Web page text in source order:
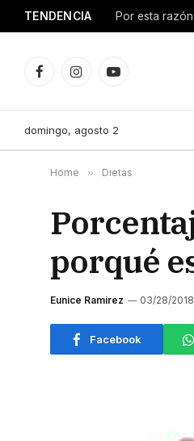
TENDENCIA 15 beneficios
FacebookInstagramYouTube
domingo, agosto 2
Home » Dietas
porqué
Eunice Ramirez 03/28/2018
Facebook